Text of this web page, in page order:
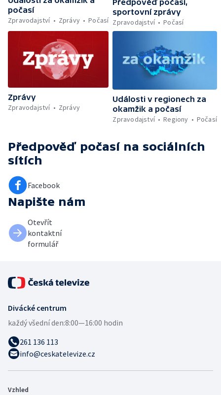
počasí
Zpravodajství
Zprávy Počasí
Předpověď počasí,
sportovní zprávy
Zpravodajství
Počasí
Zprávy
Zpravodajství
Zprávy
Události v regionech za
okamžik a počasí
Zpravodajství
Regiony Počasí
Předpověď počasí na sociálních
sítích
Facebook
Napište nám
Otevřít
kontaktní
formulář
Divácké centrum
každý všední den:8:00—16:00 hodin
261 136 113
info@ceskatelevize.cz
Vzhled